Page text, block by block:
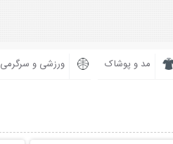
مد و پوشاک ورزشی و سرگرمی